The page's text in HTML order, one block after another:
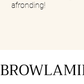
afronding!